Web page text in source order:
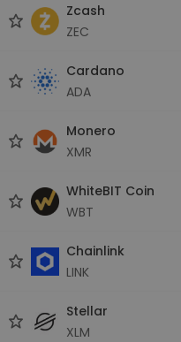
Zcash
ZEC
Cardano
ADA
Monero
XMR
WhiteBIT Coin
WBT
Chainlink
LINK
Stellar
XLM